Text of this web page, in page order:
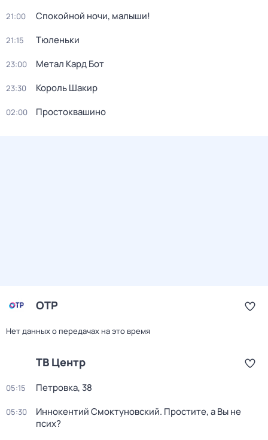
21:00 Спокойной ночи, малыши!
21:15 Тюленьки
23:00 Метал Кард Бот
23:30 Король Шакир
02:00 Простоквашино
ОТР
Нет данных о передачах на это время
ТВ Центр
05:15 Петровка, 38
05:30
Иннокентий Смоктуновский. Простите, а Вы не
псих?